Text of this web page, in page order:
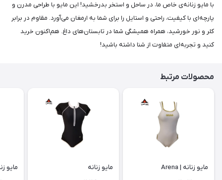
با مایو زنانه‌ی خاص ما، در ساحل و استخر بدرخشید! این مایو با طراحی مدرن و
پارچه‌ای با کیفیت، راحتی و استایل را برای شما به ارمغان می‌آورد. مقاوم در برابر
کلر و نور خورشید، همراه همیشگی شما در تابستان‌های داغ. هم‌اکنون خرید
کنید و تجربه‌ای متفاوت از شنا داشته باشید!
محصولات مرتبط
مایو زنانه | Arena مایو زنانه مایو